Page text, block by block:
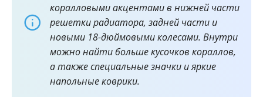
коралловыми акцентами в нижней части
решетки радиатора, задней части и
новыми 18-дюймовыми колесами. Внутри
можно найти больше кусочков кораллов,
а также специальные значки и яркие
напольные коврики.